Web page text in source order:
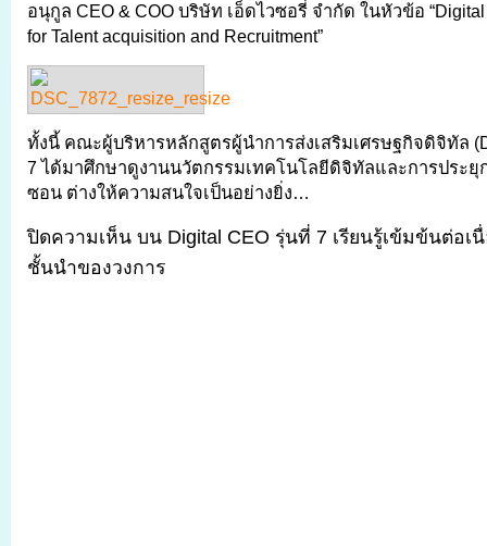
อนุกูล CEO & COO บริษัท เอ็ดไวซอรี่ จำกัด ในหัวข้อ
for Talent acquisition and Recruitment”
ทั้งนี้ คณะผู้บริหารหลักสูตรผู้นำการส่งเสริมเศรษฐกิจดิจิทัล
7 ได้มาศึกษาดูงานนวัตกรรมเทคโนโลยีดิจิทัลและการประยุ
ซอน ต่างให้ความสนใจเป็นอย่างยิ่ง…
ปิดความเห็น บน Digital CEO รุ่นที่ 7 เรียนรู้เข้มข้นต่อเ
ชั้นนำของวงการ